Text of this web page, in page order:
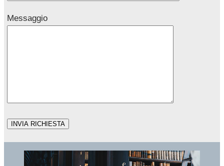
Messaggio